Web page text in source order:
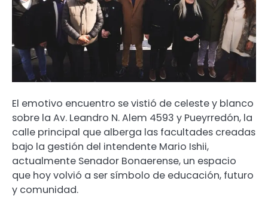
El emotivo encuentro se vistió de celeste y blanco
sobre la Av. Leandro N. Alem 4593 y Pueyrredón, la
calle principal que alberga las facultades creadas
bajo la gestión del intendente Mario Ishii,
actualmente Senador Bonaerense, un espacio
que hoy volvió a ser símbolo de educación, futuro
y comunidad.